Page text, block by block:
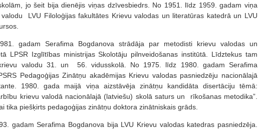
jo šeit bija dienējis viņas dzīvesbiedrs. No 1951. līdz 1959. gadam viņa
LVU Filoloģijas fakultātes Krievu valodas un literatūras katedrā un LVU
gadam Serafima Bogdanova strādāja par metodisti krievu valodas un
LPSR Izglītības ministrijas Skolotāju pilnveidošanas institūtā. Līdztekus tam
valodu 31. un 56. vidusskolā. No 1975. līdz 1980. gadam Serafima
Pedagoģijas Zinātņu akadēmijas Krievu valodas pasniedzēju nacionālajā
1980. gada maijā viņa aizstāvēja zinātņu kandidāta disertāciju tēmā:
krievu valodā nacionālajā (latviešu) skolā saturs un rīkošanas metodika”.
tika piešķirts pedagoģijas zinātņu doktora zinātniskais grāds.
gadam Serafima Bogdanova bija LVU Krievu valodas katedras pasniedzēja.